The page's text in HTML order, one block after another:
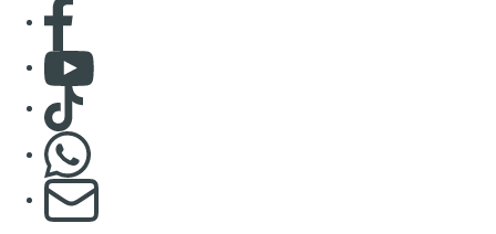
Contact
Mentions légales
Politique de cookies (UE)
Gérer les cookies